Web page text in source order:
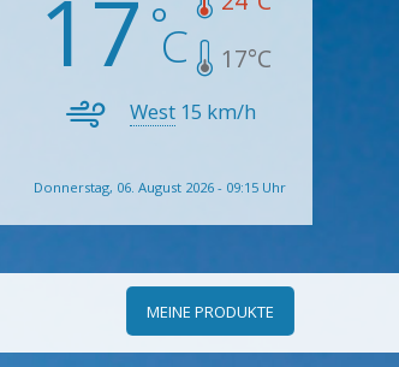
17
17°C
West 15 km/h
Donnerstag, 06. August 2026 - 09:15 Uhr
MEINE PRODUKTE